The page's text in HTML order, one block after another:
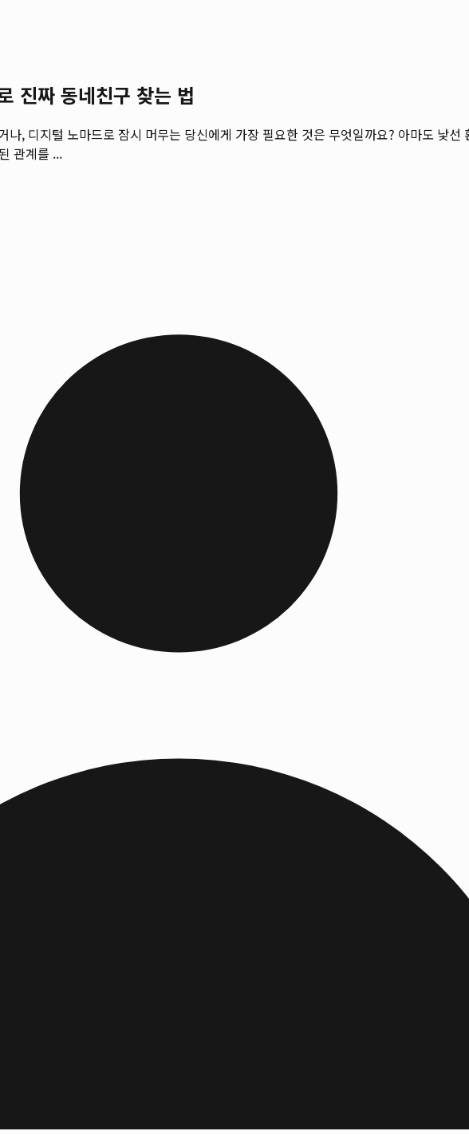
진짜 동네친구 찾는 법
, 디지털 노마드로 잠시 머무는 당신에게 가장 필요한 것은 무엇일까요? 아마도 낯선
관계를 ...